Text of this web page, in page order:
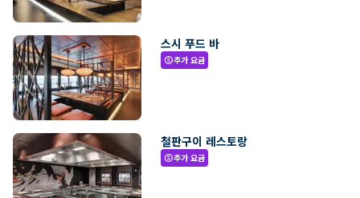
스시 푸드 바
paid추가 요금
철판구이 레스토랑
paid추가 요금